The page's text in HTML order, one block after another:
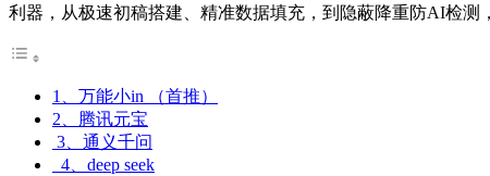
利器，从极速初稿搭建、精准数据填充，到隐蔽降重防AI检测
1、万能小in （首推）
2、腾讯元宝
3、通义千问
4、deep seek